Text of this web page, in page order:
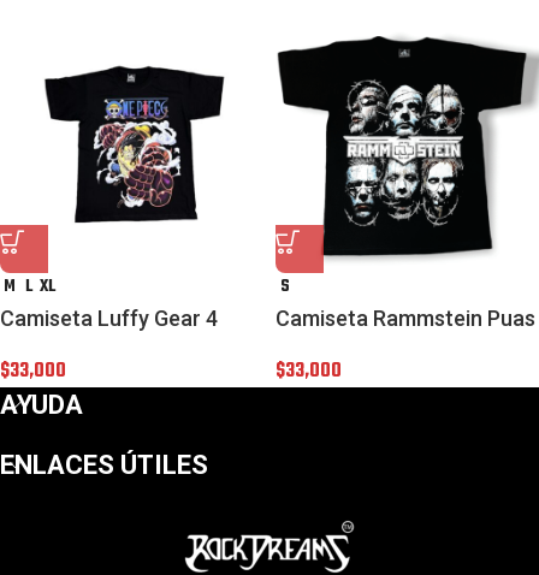
M L XL
Camiseta Luffy Gear 4
$33,000
S
Camiseta Rammstein Puas
$33,000
AYUDA
ENLACES ÚTILES